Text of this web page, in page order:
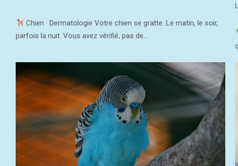
Chien · Dermatologie Votre chien se gratte. Le matin, le soir,
parfois la nuit. Vous avez vérifié, pas de...